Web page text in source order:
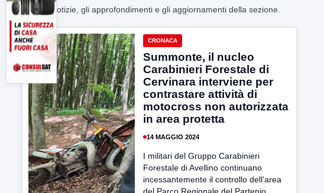
Tutte le notizie, gli approfondimenti e gli aggiornamenti della sezione.
CRONACA
Summonte, il nucleo
Carabinieri Forestale di
Cervinara interviene per
contrastare attività di
motocross non autorizzata
in area protetta
14 MAGGIO 2024
I militari del Gruppo Carabinieri
Forestale di Avellino continuano
incessantemente il controllo dell’area